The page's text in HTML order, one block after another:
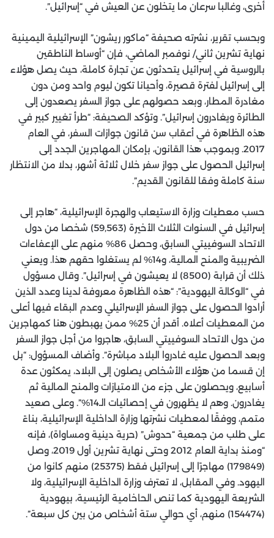
أخرى، وغالبا سرعان ما يتخلون عن العيش في “إسرائيل”.
وبحسب تقرير، نشرته صحيفة “ماكور ريشون” الإسرائيلية اليمينية
نهاية تشرين ثاني/ نوفمبر الماضي، فإن “أوساط الناطقين
بالروسية في إسرائيل يتحدثون عن تجارة كاملة، حيث يصل هؤلاء
إلى إسرائيل لفترة قصيرة، وأحيانا تكون ليوم واحد ومن دون
مغادرة المطار، وبعد حصولهم على جواز السفر يصعدون إلى
الطائرة ويغادرون إسرائيل”. وتؤكد الصحيفة: “طرأ تغيير كبير في
هذه الظاهرة في أعقاب سن قانون جوازات السفر، في العام
2017. وبموجب هذا القانون، بإمكان المهاجرين الجدد إلى
إسرائيل الحصول على جواز سفر خلال ثلاثة أشهر، بدلا من الانتظار
سنة كاملة وفقا للقانون القديم”.
حسب معطيات وزارة الاستيعاب والهجرة الإسرائيلية، “هاجر إلى
إسرائيل في السنوات الثلاث الأخيرة (59,563) شخصا من دول
الاتحاد السوفييتي السابق، وحصل 86% منهم على الإعفاءات
الضريبية والمنح المالية، و14% لم يستغلوا حقهم هذا. ويعني
ذلك أن قرابة (8500) لا يعيشون في إسرائيل”. وقال مسؤول
في “الوكالة اليهودية”: “هذه الظاهرة معروفة لدينا وعدد الذين
أرادوا الحصول على جواز السفر الإسرائيلي وعدم البقاء فيها أعلى
من المعطيات أعلاه. أقدر أن 25% ممن يهبطون هنا كمهاجرين
من دول الاتحاد السوفييتي السابق، هاجروا من أجل جواز السفر
وبعد الحصول عليه غادروا البلاد مباشرة”. وأضاف المسؤول: “بل
إن قسما من هؤلاء الأشخاص يصلون إلى البلاد، يمكثون عدة
أسابيع، ويحصلون على جزء من الامتيازات والمنح المالية ثم
يغادرون. وهم لا يظهرون في إحصائيات الـ14%”. وعلى صعيد
متمم، ووفقًا لمعطيات نشرتها وزارة الداخلية الإسرائيلية، بناءً
على طلب من جمعية “حدوش” (حرية دينية ومساواة)، فإنه
“ومنذ بداية العام 2012 وحتى نهاية تشرين أول 2019، وصل
(179849) مهاجرًا إلى إسرائيل فقط (25375) منهم كانوا من
اليهود. وفي المقابل، لا تعترف وزارة الداخلية الإسرائيلية، ولا
الشريعة اليهودية كما تنص الحاخامية الرئيسية، بيهودية
(154474) منهم، أي حوالي ستة أشخاص من بين كل سبعة”.